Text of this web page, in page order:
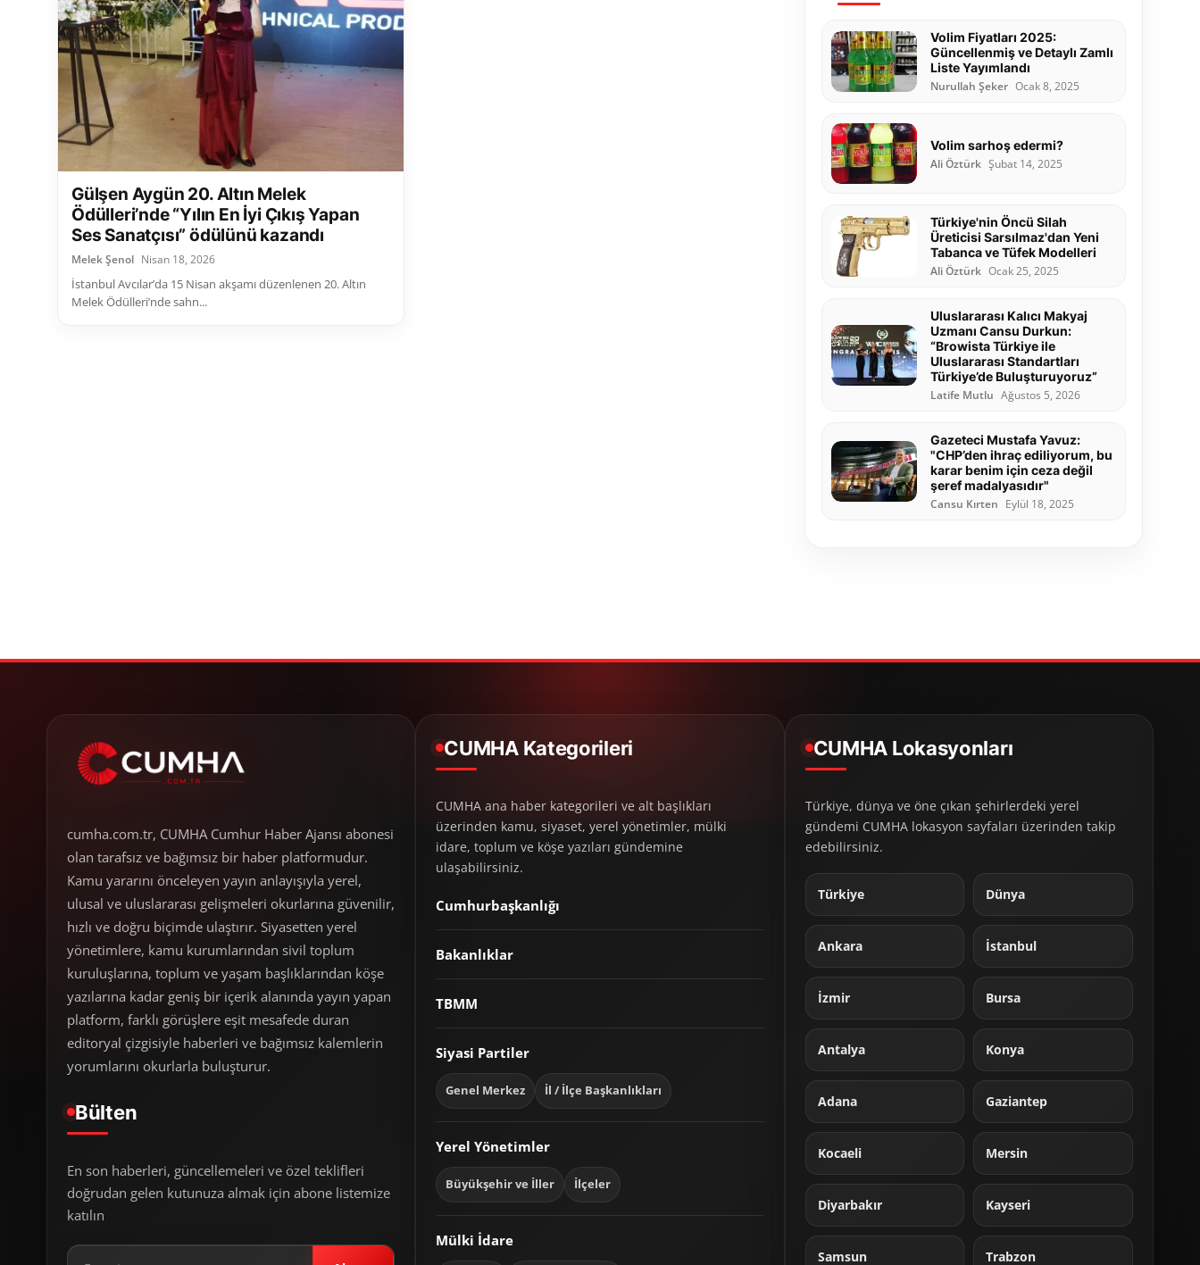
Gülşen Aygün 20. Altın Melek
Ödülleri’nde “Yılın En İyi Çıkış Yapan
Ses Sanatçısı” ödülünü kazandı
Melek Şenol Nisan 18, 2026
İstanbul Avcılar’da 15 Nisan akşamı düzenlenen 20. Altın
Melek Ödülleri’nde sahn...
Volim Fiyatları 2025:
Güncellenmiş ve Detaylı Zamlı
Liste Yayımlandı
Nurullah Şeker Ocak 8, 2025
Volim sarhoş edermi?
Ali Öztürk Şubat 14, 2025
Türkiye'nin Öncü Silah
Üreticisi Sarsılmaz'dan Yeni
Tabanca ve Tüfek Modelleri
Ali Öztürk Ocak 25, 2025
Uluslararası Kalıcı Makyaj
Uzmanı Cansu Durkun:
“Browista Türkiye ile
Uluslararası Standartları
Türkiye’de Buluşturuyoruz”
Latife Mutlu Ağustos 5, 2026
Gazeteci Mustafa Yavuz:
"CHP’den ihraç ediliyorum, bu
karar benim için ceza değil
şeref madalyasıdır"
Cansu Kırten Eylül 18, 2025
cumha.com.tr, CUMHA Cumhur Haber Ajansı abonesi
olan tarafsız ve bağımsız bir haber platformudur.
Kamu yararını önceleyen yayın anlayışıyla yerel,
ulusal ve uluslararası gelişmeleri okurlarına güvenilir,
hızlı ve doğru biçimde ulaştırır. Siyasetten yerel
yönetimlere, kamu kurumlarından sivil toplum
kuruluşlarına, toplum ve yaşam başlıklarından köşe
yazılarına kadar geniş bir içerik alanında yayın yapan
platform, farklı görüşlere eşit mesafede duran
editoryal çizgisiyle haberleri ve bağımsız kalemlerin
yorumlarını okurlarla buluşturur.
Bülten
En son haberleri, güncellemeleri ve özel teklifleri
doğrudan gelen kutunuza almak için abone listemize
katılın
CUMHA Kategorileri
CUMHA ana haber kategorileri ve alt başlıkları
üzerinden kamu, siyaset, yerel yönetimler, mülki
idare, toplum ve köşe yazıları gündemine
ulaşabilirsiniz.
Cumhurbaşkanlığı
Bakanlıklar
TBMM
Siyasi Partiler
Genel Merkez İl / İlçe Başkanlıkları
Yerel Yönetimler
Büyükşehir ve İller İlçeler
Mülki İdare
CUMHA Lokasyonları
Türkiye, dünya ve öne çıkan şehirlerdeki yerel
gündemi CUMHA lokasyon sayfaları üzerinden takip
edebilirsiniz.
Türkiye Dünya
Ankara İstanbul
İzmir Bursa
Antalya Konya
Adana Gaziantep
Kocaeli Mersin
Diyarbakır Kayseri
Samsun Trabzon